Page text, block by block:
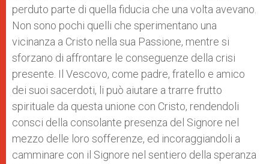
perduto parte di quella fiducia che una volta avevano.
Non sono pochi quelli che sperimentano una
vicinanza a Cristo nella sua Passione, mentre si
sforzano di affrontare le conseguenze della crisi
presente. Il Vescovo, come padre, fratello e amico
dei suoi sacerdoti, li può aiutare a trarre frutto
spirituale da questa unione con Cristo, rendendoli
consci della consolante presenza del Signore nel
mezzo delle loro sofferenze, ed incoraggiandoli a
camminare con il Signore nel sentiero della speranza